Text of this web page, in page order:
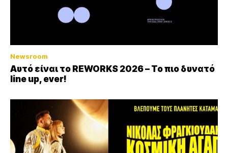
Newsroom
Αυτό είναι το REWORKS 2026 – Το πιο δυνατό
line up, ever!